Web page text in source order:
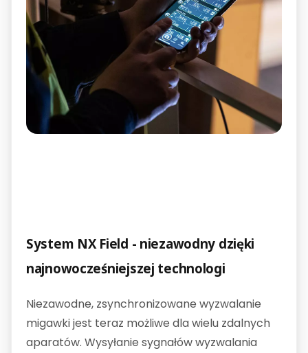
System NX Field - niezawodny dzięki
najnowocześniejszej technologi
Niezawodne, zsynchronizowane wyzwalanie
migawki jest teraz możliwe dla wielu zdalnych
aparatów. Wysyłanie sygnałów wyzwalania